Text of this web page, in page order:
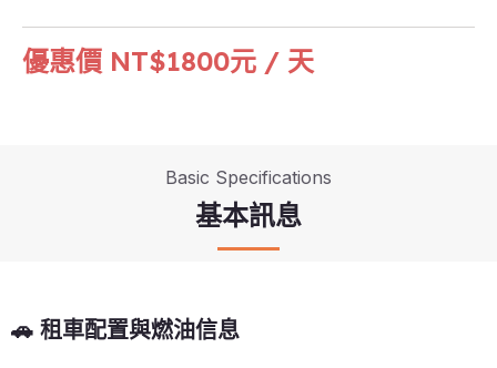
優惠價 NT$1800元 / 天
Basic Specifications
基本訊息
🚗 租車配置與燃油信息